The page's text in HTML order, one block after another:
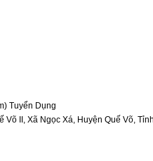
Tuyển Dụng
II, Xã Ngọc Xá, Huyện Quế Võ,